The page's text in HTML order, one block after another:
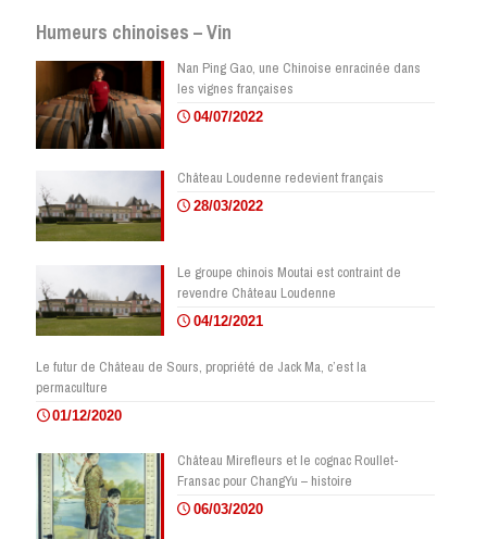
Humeurs chinoises – Vin
Nan Ping Gao, une Chinoise enracinée dans
les vignes françaises
04/07/2022
Château Loudenne redevient français
28/03/2022
Le groupe chinois Moutai est contraint de
revendre Château Loudenne
04/12/2021
Le futur de Château de Sours, propriété de Jack Ma, c’est la
permaculture
01/12/2020
Château Mirefleurs et le cognac Roullet-
Fransac pour ChangYu – histoire
06/03/2020